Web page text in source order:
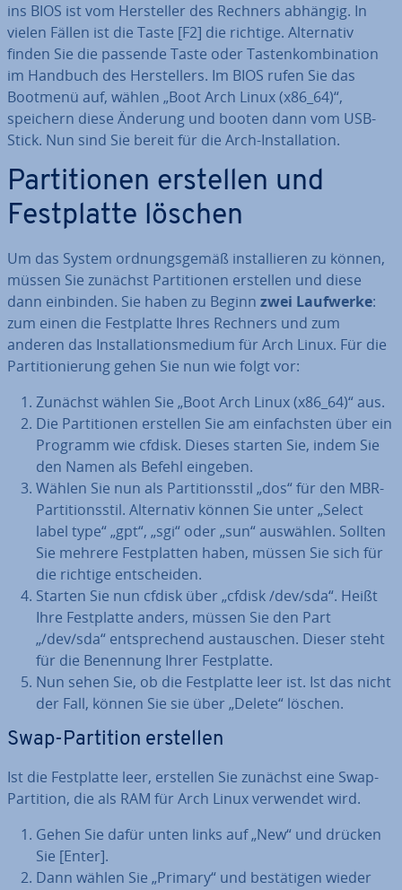
ins BIOS ist vom Her­stel­ler des Rechners abhängig. In
vielen Fällen ist die Taste [F2] die richtige. Al­ter­na­tiv
finden Sie die passende Taste oder Tas­ten­kom­bi­na­ti­on
im Handbuch des Her­stel­lers. Im BIOS rufen Sie das
Bootmenü auf, wählen „Boot Arch Linux (x86_64)“,
speichern diese Änderung und booten dann vom USB-
Stick. Nun sind Sie bereit für die Arch-In­stal­la­ti­on.
Par­ti­tio­nen erstellen und
Fest­plat­te löschen
Um das System ord­nungs­ge­mäß in­stal­lie­ren zu können,
müssen Sie zunächst Par­ti­tio­nen erstellen und diese
dann einbinden. Sie haben zu Beginn zwei Laufwerke:
zum einen die Fest­plat­te Ihres Rechners und zum
anderen das In­stal­la­ti­ons­me­di­um für Arch Linux. Für die
Par­ti­tio­nie­rung gehen Sie nun wie folgt vor:
Zunächst wählen Sie „Boot Arch Linux (x86_64)“ aus.
Die Par­ti­tio­nen erstellen Sie am ein­fachs­ten über ein
Programm wie cfdisk. Dieses starten Sie, indem Sie
den Namen als Befehl eingeben.
Wählen Sie nun als Par­ti­ti­ons­stil „dos“ für den MBR-
Par­ti­ti­ons­stil. Al­ter­na­tiv können Sie unter „Select
label type“ „gpt“, „sgi“ oder „sun“ auswählen. Sollten
Sie mehrere Fest­plat­ten haben, müssen Sie sich für
die richtige ent­schei­den.
Starten Sie nun cfdisk über „cfdisk /dev/sda“. Heißt
Ihre Fest­plat­te anders, müssen Sie den Part
„/dev/sda“ ent­spre­chend aus­tau­schen. Dieser steht
für die Benennung Ihrer Fest­plat­te.
Nun sehen Sie, ob die Fest­plat­te leer ist. Ist das nicht
der Fall, können Sie sie über „Delete“ löschen.
Swap-Partition erstellen
Ist die Fest­plat­te leer, erstellen Sie zunächst eine Swap-
Partition, die als RAM für Arch Linux verwendet wird.
Gehen Sie dafür unten links auf „New“ und drücken
Sie [Enter].
Dann wählen Sie „Primary“ und be­stä­ti­gen wieder